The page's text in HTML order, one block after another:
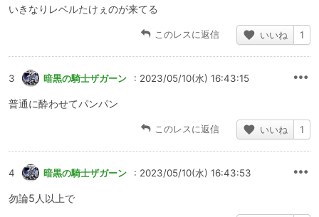
いきなりレベルたけぇのが来てる
このレスに返信 いいね 1
3 暗黒の騎士ザガーン : 2023/05/10(水) 16:43:15
普通に酔わせてパンパン
このレスに返信 いいね 1
4 暗黒の騎士ザガーン : 2023/05/10(水) 16:43:53
勿論5人以上で